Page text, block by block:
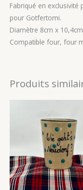
Fabriqué en exclusivité
pour Gotfertomi.
Diamètre 8cm x
Compatible four, four
Produits